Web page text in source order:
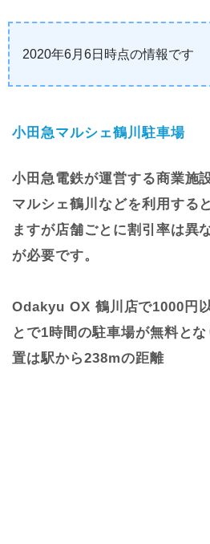
2020年6月6日時点の情報です
小田急マルシェ鶴川駐車場
小田急電鉄が運営する商業施
マルシェ鶴川などを利用する
ますが店舗ごとに割引率は異
が必要です。
Odakyu OX 鶴川店で1000円
とで1時間の駐車場が無料と
置は駅から238mの距離